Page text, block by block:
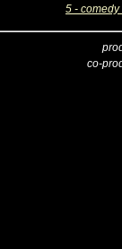
5 - comedy
co-